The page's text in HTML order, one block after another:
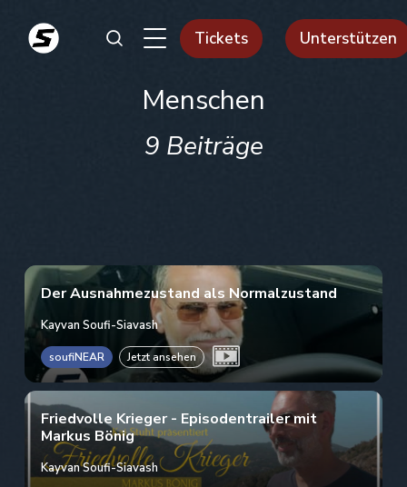
Tickets Unterstützen
Menschen
9 Beiträge
Der Ausnahmezustand als Normalzustand
Kayvan Soufi-Siavash
soufiNEAR Jetzt ansehen
Friedvolle Krieger - Episodentrailer mit
Markus Bönig
Kayvan Soufi-Siavash